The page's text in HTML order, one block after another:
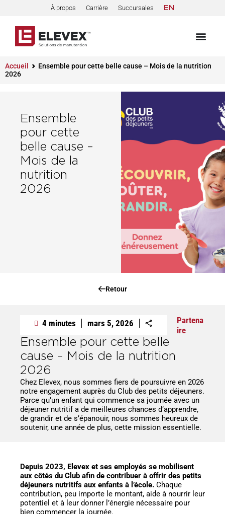
À propos Carrière Succursales EN
Accueil
Ensemble pour cette belle cause – Mois de la nutrition
2026
Ensemble
pour cette
belle cause –
Mois de la
nutrition
2026
Retour
4 minutes mars 5, 2026
Partena
ire
Ensemble pour cette belle
cause – Mois de la nutrition
2026
Chez Elevex, nous sommes fiers de poursuivre en 2026
notre engagement auprès du Club des petits déjeuners.
Parce qu’un enfant qui commence sa journée avec un
déjeuner nutritif a de meilleures chances d’apprendre,
de grandir et de s’épanouir, nous sommes heureux de
soutenir, une année de plus, cette mission essentielle.
Depuis 2023, Elevex et ses employés se mobilisent
aux côtés du Club afin de contribuer à offrir des petits
déjeuners nutritifs aux enfants à l’école. Chaque
contribution, peu importe le montant, aide à nourrir leur
potentiel et à leur donner l’énergie nécessaire pour
bien commencer la journée.